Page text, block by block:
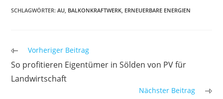
SCHLAGWÖRTER:AU, BALKONKRAFTWERK, ERNEUERBARE ENERGIEN
Weitere
ansehen
Vorheriger Beitrag
So profitieren Eigentümer in Sölden von PV für
Landwirtschaft
Nächster Beitrag